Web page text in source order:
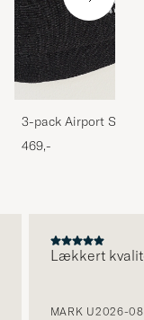
3-pack Airport
Melange
469,-
Lækkert
MARK U2026-